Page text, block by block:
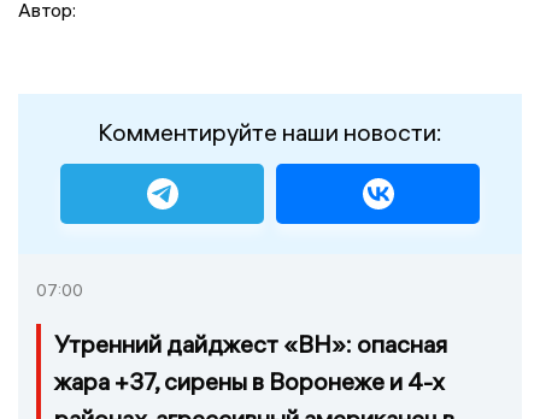
Автор:
Комментируйте наши новости:
07:00
Утренний дайджест «ВН»: опасная
жара +37, сирены в Воронеже и 4-х